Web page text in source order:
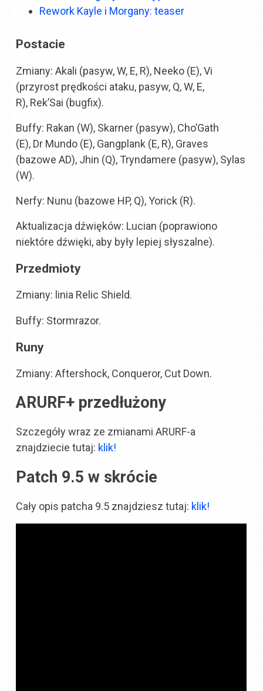
Rework Kayle i Morgany: teaser
Postacie
Zmiany: Akali (pasyw, W, E, R), Neeko (E), Vi
(przyrost prędkości ataku, pasyw, Q, W, E,
R), Rek’Sai (bugfix).
Buffy: Rakan (W), Skarner (pasyw), Cho’Gath
(E), Dr Mundo (E), Gangplank (E, R), Graves
(bazowe AD), Jhin (Q), Tryndamere (pasyw), Sylas
(W).
Nerfy: Nunu (bazowe HP, Q), Yorick (R).
Aktualizacja dźwięków: Lucian (poprawiono
niektóre dźwięki, aby były lepiej słyszalne).
Przedmioty
Zmiany: linia Relic Shield.
Buffy: Stormrazor.
Runy
Zmiany: Aftershock, Conqueror, Cut Down.
ARURF+ przedłużony
Szczegóły wraz ze zmianami ARURF-a
znajdziecie tutaj: klik!
Patch 9.5 w skrócie
Cały opis patcha 9.5 znajdziesz tutaj: klik!